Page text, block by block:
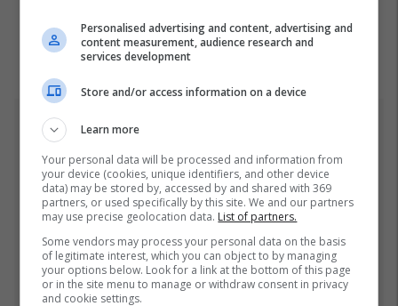
Top 5
Incidenti me vezë ndaj
Kurtit, gjithçka ndodhi në
seancën konstituive të
Ftohet nga prokuroria e
Kosovës për krime lufte,
Personalised advertising and content, advertising and
content measurement, audience research and
services development
Store and/or access information on a device
Learn more
Your personal data will be processed and information from
your device (cookies, unique identifiers, and other device
data) may be stored by, accessed by and shared with 369
partners, or used specifically by this site. We and our partners
may use precise geolocation data. List of partners.
Some vendors may process your personal data on the basis
of legitimate interest, which you can object to by managing
your options below. Look for a link at the bottom of this page
or in the site menu to manage or withdraw consent in privacy
and cookie settings.